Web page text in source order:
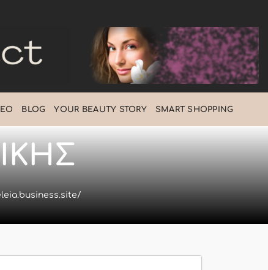
BLOG ΥOUR BEAUTY STORY SMART SHOPPING